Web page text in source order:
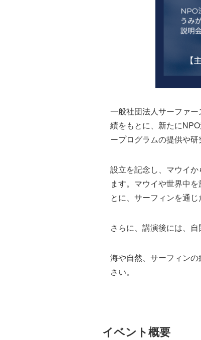
一般社団法人サーファ
績をもとに、新たに
ープログラムの提供や
設立を記念し、マウイ
ます。マウイや世界中
とに、サーフィンを通
さらに、講演後には、
海や自然、サーフィン
さい。
イベント概要